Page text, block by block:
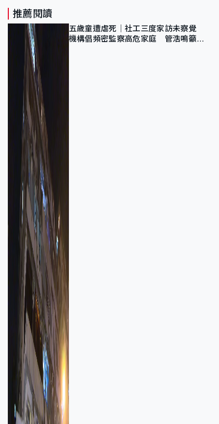
推薦閱讀
五歲童遭虐死｜社工三度家訪未察覺
機構倡頻密監察高危家庭 管浩鳴籲加